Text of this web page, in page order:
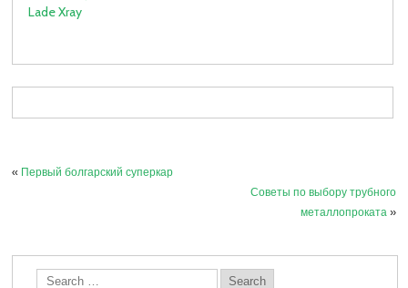
Lade Xray
« Первый болгарский суперкар
Советы по выбору трубного
металлопроката»